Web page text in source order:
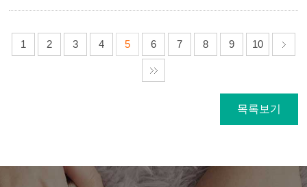
국회의원의 동물 공약을 객관적인 평가를 통해 제도적, 사
뢰할 수 있는 정보를 제공하도록 하겠습니다.
1 2 3 4 5 6 7 8 9 10
목록보기